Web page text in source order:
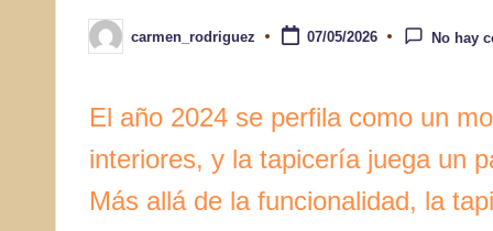
Publicado
por
carmen_rodriguez 07/05/2026 No hay
El año 2024 se perfila como un
interiores, y la tapicería juega un
Más allá de la funcionalidad, la